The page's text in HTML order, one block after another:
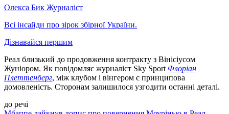
Олекса Бик Журналіст
Всі інсайди про зірок збірної України.
Дізнавайся першим
Реал близький до продовження контракту з Вінісіусом
Жуніором. Як повідомляє журналіст Sky Sport Флоріан
Плеттенберг, між клубом і вінгером є принципова
домовленість. Сторонам залишилося узгодити останні деталі.
до речі